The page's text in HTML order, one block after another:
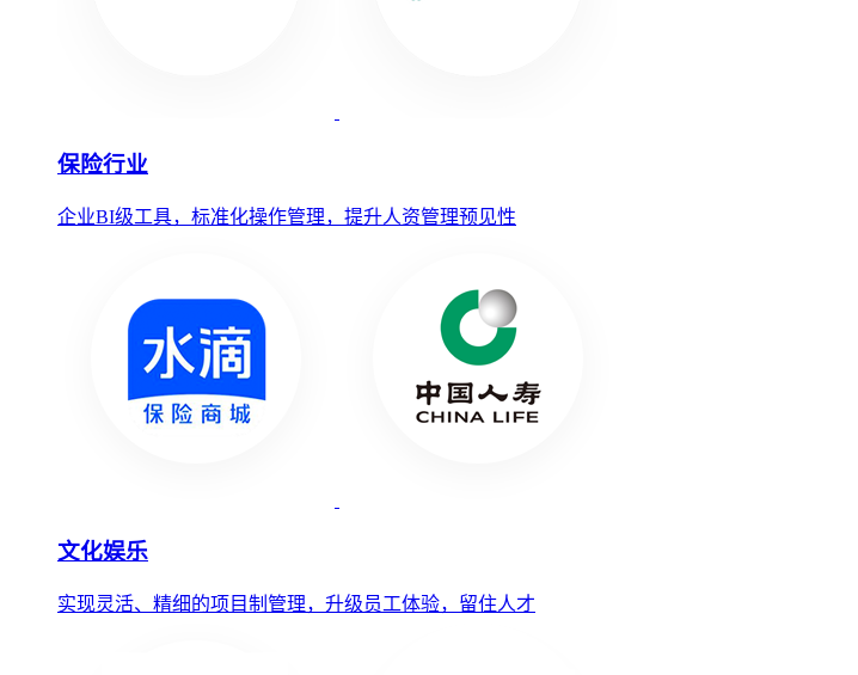
保险行业
企业BI级工具，标准化操作管理，提升人资管理预见性
文化娱乐
实现灵活、精细的项目制管理，升级员工体验，留住人才